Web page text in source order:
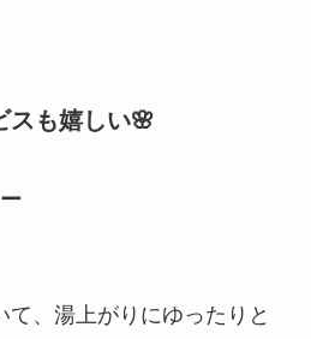
スも嬉しい🌸
て、湯上がりにゆったりと